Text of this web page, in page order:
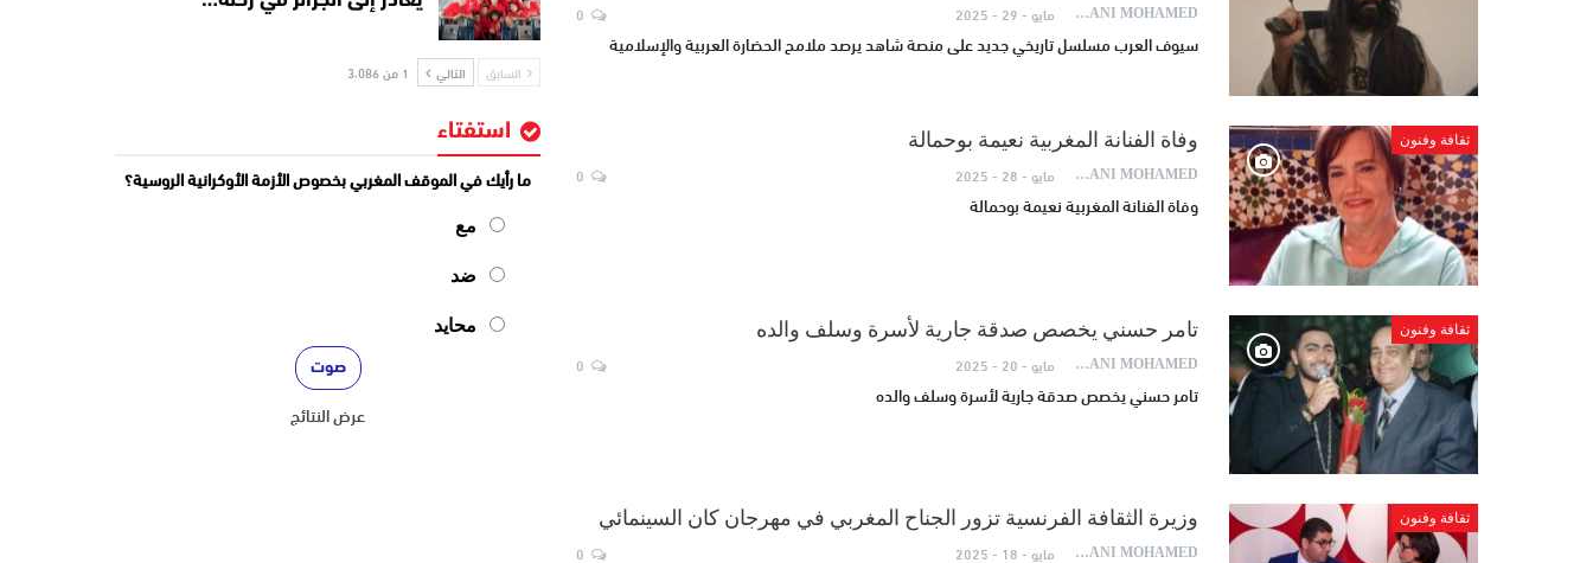
AYDANI MOHAMED مايو - 29 - 2025
سيوف العرب مسلسل تاريخي جديد على منصة شاهد يرصد ملامح الحضارة العربية والإسلامية
ثقافة وفنون وفاة الفنانة المغربية نعيمة بوحمالة
AYDANI MOHAMED مايو - 28 - 2025
وفاة الفنانة المغربية نعيمة بوحمالة
ثقافة وفنون تامر حسني يخصص صدقة جارية لأسرة وسلف والده
AYDANI MOHAMED مايو - 20 - 2025
تامر حسني يخصص صدقة جارية لأسرة وسلف والده
ثقافة وفنون وزيرة الثقافة الفرنسية تزور الجناح المغربي في مهرجان كان السينمائي
AYDANI MOHAMED مايو - 18 - 2025
السابق التالي 1 من 3٬086
استفتاء
ما رأيك في الموقف المغربي بخصوص الأزمة الأوكرانية الروسية؟
مع
ضد
محايد
عرض النتائج